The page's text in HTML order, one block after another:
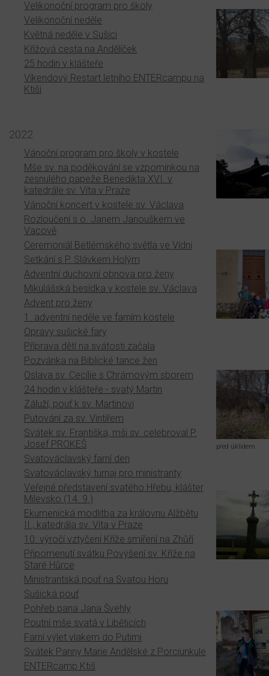
před úklidem
Velikonoční program pro školy
Velikonoční neděle
Květná neděle v Sušici
Křížová cesta na Andělíček
25 hodin v klášteře
Víkendový Restart letního ENTERcampu na
Ktiši
2022
Vánoční program pro školy v kostele
Mše sv. na poděkování se vzpomínkou na
zesnulého papeže Benedikta XVI. v
katedrále sv. Víta v Praze
Vánoční koncert v kostele sv. Václava
Rozloučení s o. Janem Janouškem ve
Vacově
Ceremoniál Betlémského světla ve Vídni
Setkání s P. Slávkem Holým
Adventní duchovní obnova pro ženy
Mikulášská besídka v kostele sv. Václava
Advent pro ženy
1. adventní neděle ve farním kostele
Opravy sušické fary
Příprava dětí na svátosti začala
Pozvánka na Biblické tance žen
Oslava sv. Cecílie s Chrámovým sborem
24 hodin v klášteře - svatý Martin
Záluží, pouť k sv. Martinovi
Putování za sv. Vintířem
Svátek sv. Františka, mši sv. celebroval P.
Josef PROKEŠ
Svatováclavský farní den
Svatováclavský turnaj pro ministranty
Veřejné představení svatého Hřebu, klášter
Milevsko (14. 9.)
Ekumenická modlitba za královnu Alžbětu
II., katedrála sv. Víta v Praze
10. výročí vztyčení Kříže smíření na Zhůří
Připomenutí svátku Povýšení sv. Kříže na
Staré Hůrce
Ministrantská pouť na Svatou Horu
Sušická pouť
Pohřeb pana Jana Švehly
Poutní mše svatá v Liběticích
Farní výlet vlakem do Putimi
Svátek Panny Marie Andělské z Porciunkule
ENTERcamp Ktiš